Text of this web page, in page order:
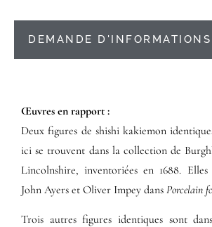
DEMANDE D'INFORMATIONS
Œuvres en rapport :​
Deux figures de shishi kakiemon
ici se trouvent dans la collection de
Lincolnshire, inventoriées en 1688.
John Ayers et Oliver Impey dans Porcelain
Trois autres figures identiques sont